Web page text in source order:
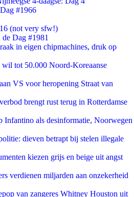
#1966
(not very sfw!)
Dag #1981
in eigen chipmachines, druk op
wil tot 50.000 Noord-Koreaanse
VS voor heropening Straat van
brengt rust terug in Rotterdamse
Infantino als desinformatie, Noorwegen
dieven betrapt bij stelen illegale
kiezen grijs en beige uit angst
verdienen miljarden aan onzekerheid
van zangeres Whitney Houston uit